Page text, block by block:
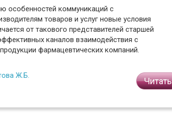
особенностей коммуникаций с
товаров и услуг новые условия
от такового представителей старшей
каналов взаимодействия с
фармацевтических компаний.
Ж.Б.
Читать